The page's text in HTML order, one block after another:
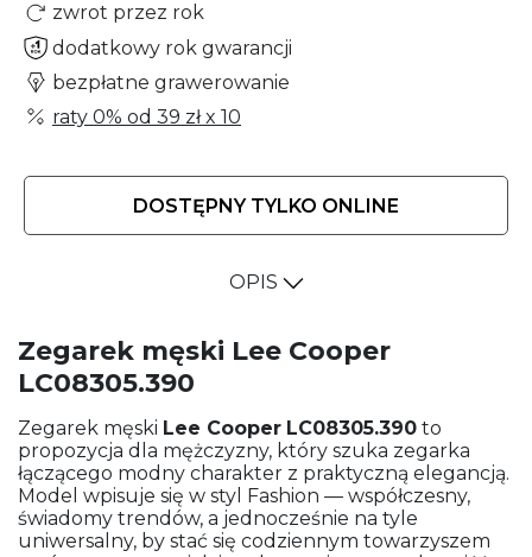
zwrot przez rok
dodatkowy rok gwarancji
bezpłatne grawerowanie
raty 0% od 39 złx 10
DOSTĘPNY TYLKO ONLINE
OPIS
Zegarek męski Lee Cooper
LC08305.390
Zegarek męski Lee Cooper LC08305.390 to
propozycja dla mężczyzny, który szuka zegarka
łączącego modny charakter z praktyczną elegancją.
Model wpisuje się w styl Fashion — współczesny,
świadomy trendów, a jednocześnie na tyle
uniwersalny, by stać się codziennym towarzyszem